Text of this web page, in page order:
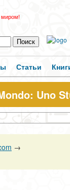
миром!
Статьи
Uno
→